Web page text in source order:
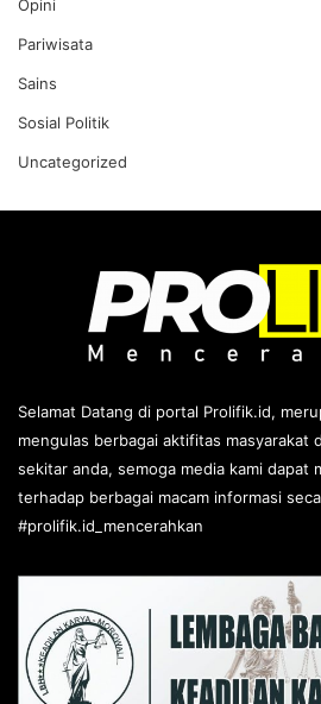
Opini
Pariwisata
Sains
Sosial Politik
Uncategorized
Selamat Datang di portal Prolifik.id,
mengulas berbagai aktifitas masyarakat
sekitar anda, semoga media kami dapat
terhadap berbagai macam informasi
#prolifik.id_mencerahkan